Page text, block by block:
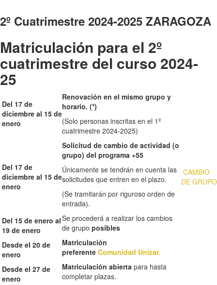
2º Cuatrimestre 2024-2025 ZARAGOZA
Matriculación para el 2º
cuatrimestre del curso 2024-
25
Del 17 de
diciembre al 15 de
enero
Renovación en el mismo grupo y
horario. (*)
(Solo personas inscritas en el 1º
cuatrimestre 2024-2025)
Del 17 de
diciembre al 15 de
enero
Solicitud de cambio de actividad (o
grupo) del programa +55
Únicamente se tendrán en cuenta las
solicitudes que entren en el plazo.
(Se tramitarán por riguroso orden de
entrada).
CAMBIO
DE GRUPO
Del 15 de enero al
19 de enero
Se procederá a realizar los cambios
de grupo posibles
Desde el 20 de
enero
Matriculación
preferente Comunidad Unizar.
Desde el 27 de
enero
Matriculación abierta para hasta
completar plazas.